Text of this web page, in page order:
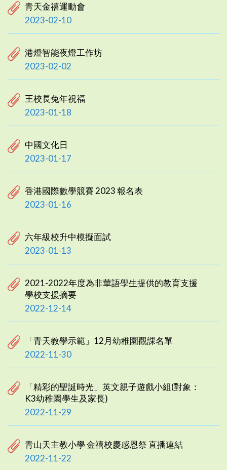
青天金禧運動會
2023-02-10
港燈智能夜燈工作坊
2023-02-02
王校長兔年祝福
2023-01-18
中國文化日
2023-01-17
香港國際數學競賽 2023 報名表
2023-01-16
六年級校升中模擬面試
2023-01-13
2021-2022年度為非華語學生提供的教育支援
學校支援摘要
2022-12-14
「青天教學示範」12月幼稚園觀課名單
2022-11-30
「精彩的聖誕時光」英文親子遊戲小組(對象：
K3幼稚園學生及家長)
2022-11-29
青山天主教小學 金禧校慶感恩祭 直播連結
2022-11-22